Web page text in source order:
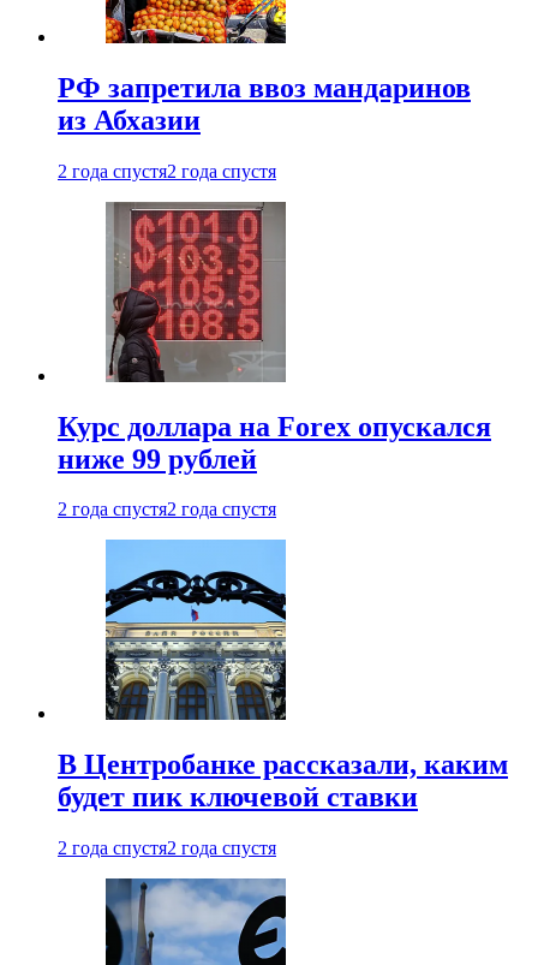
РФ запретила ввоз мандаринов
из Абхазии
2 года спустя2 года спустя
Курс доллара на Forex опускался
ниже 99 рублей
2 года спустя2 года спустя
В Центробанке рассказали, каким
будет пик ключевой ставки
2 года спустя2 года спустя